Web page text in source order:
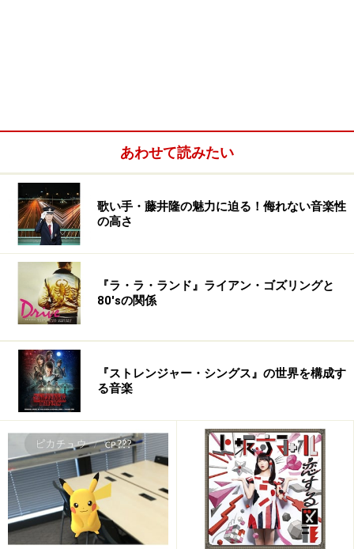
あわせて読みたい
歌い手・藤井隆の魅力に迫る！侮れない音楽性
の高さ
『ラ・ラ・ランド』ライアン・ゴズリングと
80'sの関係
『ストレンジャー・シングス』の世界を構成す
る音楽